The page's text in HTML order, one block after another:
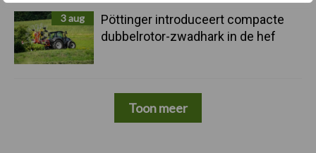
3 aug
Pöttinger introduceert compacte
dubbelrotor-zwadhark in de hef
Toon meer